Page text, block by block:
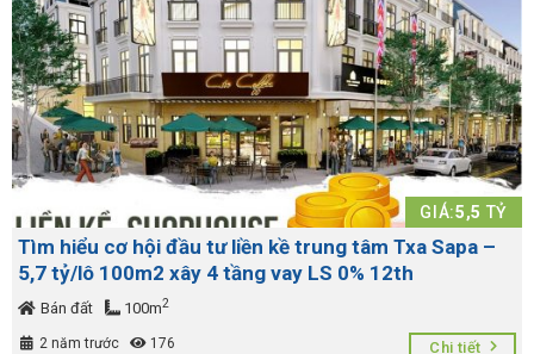
GIÁ:5,5 TỶ
Tìm hiểu cơ hội đầu tư liền kề trung tâm Txa Sapa –
5,7 tỷ/lô 100m2 xây 4 tầng vay LS 0% 12th
Bán đất 100m2
2 năm trước 176 Chi tiết